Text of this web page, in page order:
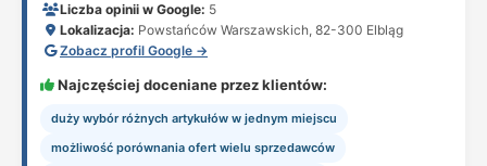
Liczba opinii w Google: 5
Lokalizacja: Powstańców Warszawskich, 82-300 Elbląg
Zobacz profil Google →
Najczęściej doceniane przez klientów:
duży wybór różnych artykułów w jednym miejscu
możliwość porównania ofert wielu sprzedawców